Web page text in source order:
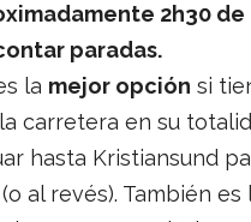
2h30 de
paradas.
la mejor opción si
carretera en su
hasta Kristiansund
al revés). También es